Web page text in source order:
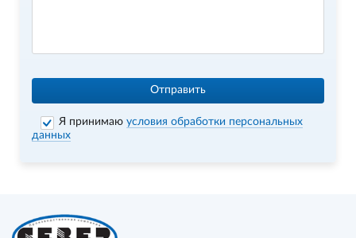
Отправить
Я принимаюусловия обработки персональных
данных